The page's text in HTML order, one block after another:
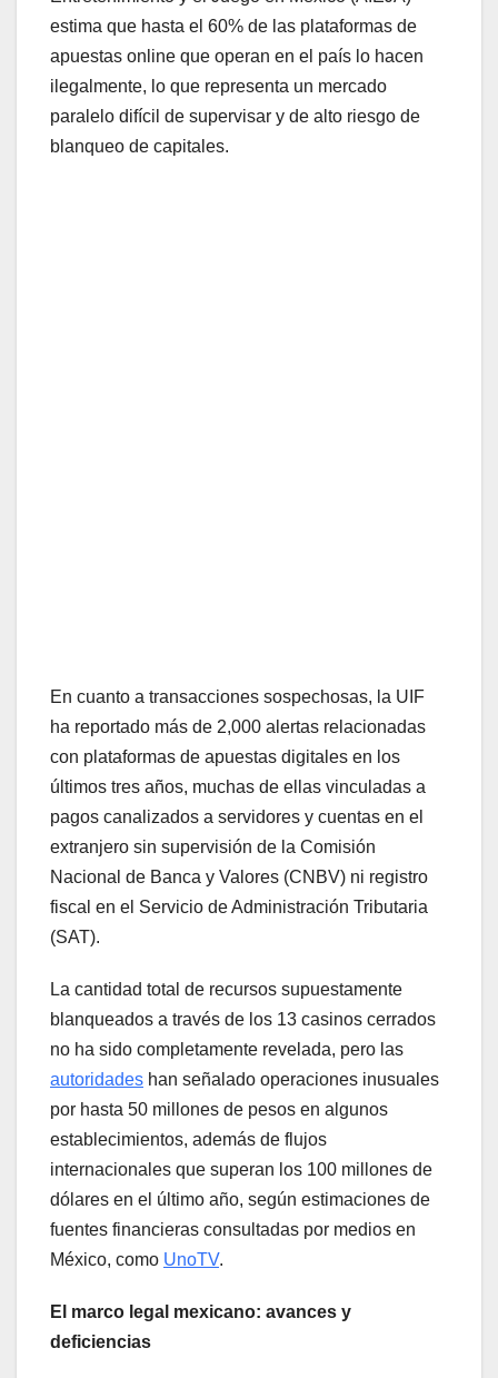
estima que hasta el 60% de las plataformas de
apuestas online que operan en el país lo hacen
ilegalmente, lo que representa un mercado
paralelo difícil de supervisar y de alto riesgo de
blanqueo de capitales.
En cuanto a transacciones sospechosas, la UIF
ha reportado más de 2,000 alertas relacionadas
con plataformas de apuestas digitales en los
últimos tres años, muchas de ellas vinculadas a
pagos canalizados a servidores y cuentas en el
extranjero sin supervisión de la Comisión
Nacional de Banca y Valores (CNBV) ni registro
fiscal en el Servicio de Administración Tributaria
(SAT).
La cantidad total de recursos supuestamente
blanqueados a través de los 13 casinos cerrados
no ha sido completamente revelada, pero las
autoridades han señalado operaciones inusuales
por hasta 50 millones de pesos en algunos
establecimientos, además de flujos
internacionales que superan los 100 millones de
dólares en el último año, según estimaciones de
fuentes financieras consultadas por medios en
México, como UnoTV.
El marco legal mexicano: avances y
deficiencias